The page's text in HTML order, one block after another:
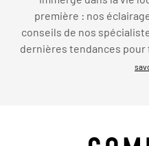
première : nos
conseils de nos
dernières tendances pour